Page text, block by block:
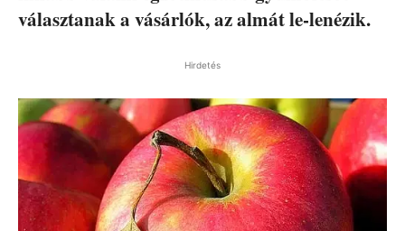
választanak a vásárlók, az almát le-lenézik.
Hirdetés